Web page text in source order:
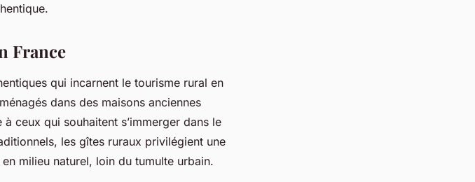
France
qui incarnent le tourisme rural en
dans des maisons anciennes
ceux qui souhaitent s’immerger dans le
les gîtes ruraux privilégient une
milieu naturel, loin du tumulte urbain.